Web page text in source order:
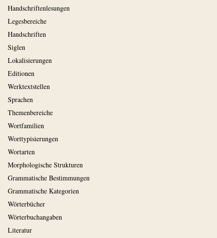
Handschriftenlesungen
Legesbereiche
Handschriften
Siglen
Lokalisierungen
Editionen
Werktextstellen
Sprachen
Themenbereiche
Wortfamilien
Worttypisierungen
Wortarten
Morphologische Strukturen
Grammatische Bestimmungen
Grammatische Kategorien
Wörterbücher
Wörterbuchangaben
Literatur